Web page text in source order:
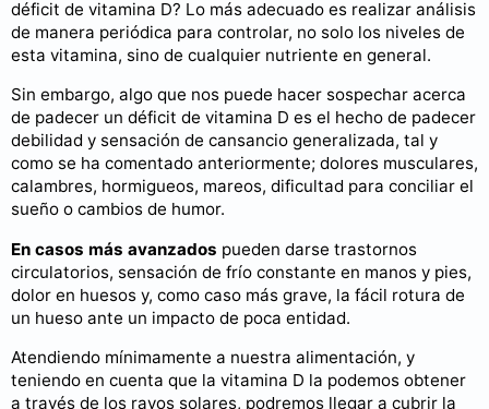
déficit de vitamina D? Lo más adecuado es realizar análisis
de manera periódica para controlar, no solo los niveles de
esta vitamina, sino de cualquier nutriente en general.
Sin embargo, algo que nos puede hacer sospechar acerca
de padecer un déficit de vitamina D es el hecho de padecer
debilidad y sensación de cansancio generalizada, tal y
como se ha comentado anteriormente; dolores musculares,
calambres, hormigueos, mareos, dificultad para conciliar el
sueño o cambios de humor.
En casos más avanzados pueden darse trastornos
circulatorios, sensación de frío constante en manos y pies,
dolor en huesos y, como caso más grave, la fácil rotura de
un hueso ante un impacto de poca entidad.
Atendiendo mínimamente a nuestra alimentación, y
teniendo en cuenta que la vitamina D la podemos obtener
a través de los rayos solares, podremos llegar a cubrir la